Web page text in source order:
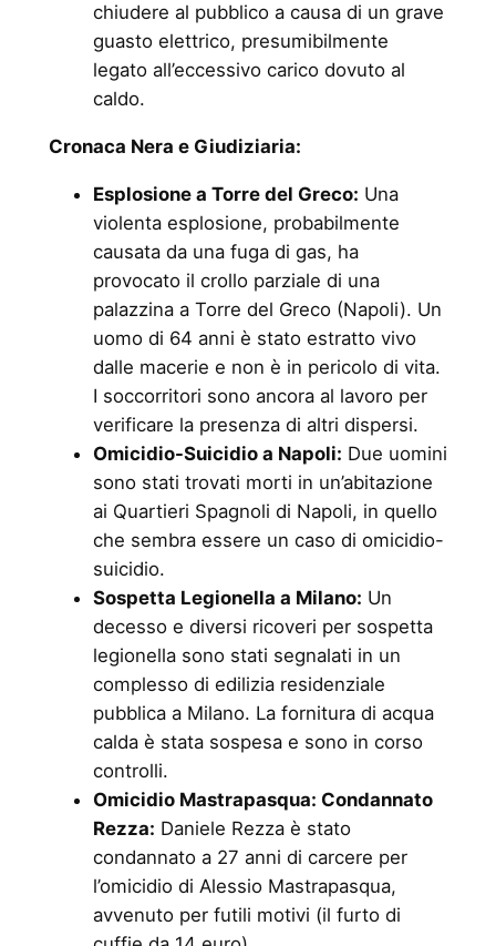
chiudere al pubblico a causa di un grave
guasto elettrico, presumibilmente
legato all’eccessivo carico dovuto al
caldo.
Cronaca Nera e Giudiziaria:
Esplosione a Torre del Greco: Una
violenta esplosione, probabilmente
causata da una fuga di gas, ha
provocato il crollo parziale di una
palazzina a Torre del Greco (Napoli). Un
uomo di 64 anni è stato estratto vivo
dalle macerie e non è in pericolo di vita.
I soccorritori sono ancora al lavoro per
verificare la presenza di altri dispersi.
Omicidio-Suicidio a Napoli: Due uomini
sono stati trovati morti in un’abitazione
ai Quartieri Spagnoli di Napoli, in quello
che sembra essere un caso di omicidio-
suicidio.
Sospetta Legionella a Milano: Un
decesso e diversi ricoveri per sospetta
legionella sono stati segnalati in un
complesso di edilizia residenziale
pubblica a Milano. La fornitura di acqua
calda è stata sospesa e sono in corso
controlli.
Omicidio Mastrapasqua: Condannato
Rezza: Daniele Rezza è stato
condannato a 27 anni di carcere per
l’omicidio di Alessio Mastrapasqua,
avvenuto per futili motivi (il furto di